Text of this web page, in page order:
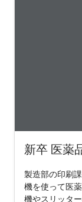
新卒 医薬
製造部の印刷
機を使って医
機やスリッタ